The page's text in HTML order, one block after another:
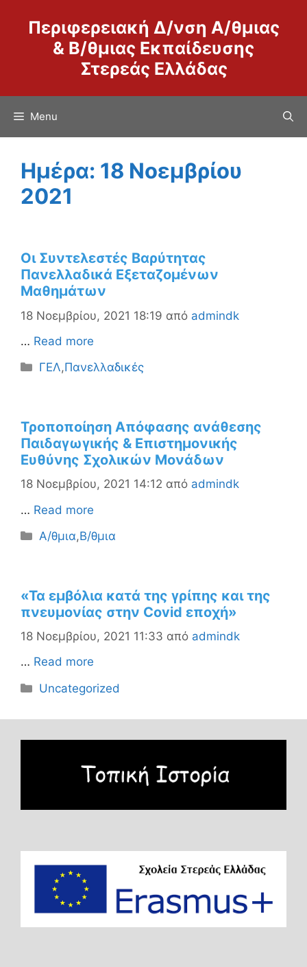
περιεχόμενο
Περιφερειακή Δ/νση Α/θμιας
& Β/θμιας Εκπαίδευσης
Στερεάς Ελλάδας
Menu
Ημέρα: 18 Νοεμβρίου
2021
Οι Συντελεστές Βαρύτητας
Πανελλαδικά Εξεταζομένων
Μαθημάτων
18 Νοεμβρίου, 2021 18:19 από admindk
… Read more
Κατηγορίες
ΓΕΛ,Πανελλαδικές
Τροποποίηση Aπόφασης ανάθεσης
Παιδαγωγικής & Επιστημονικής
Ευθύνης Σχολικών Μονάδων
18 Νοεμβρίου, 2021 14:12 από admindk
… Read more
Κατηγορίες
Α/θμια,Β/θμια
«Τα εμβόλια κατά της γρίπης και της
πνευμονίας στην Covid εποχή»
18 Νοεμβρίου, 2021 11:33 από admindk
… Read more
Κατηγορίες
Uncategorized